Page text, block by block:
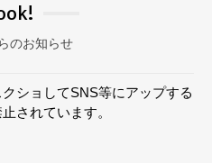
のお知らせ
ショしてSNS等にアップする
されています。